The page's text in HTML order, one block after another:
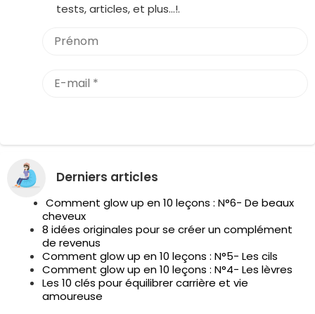
tests, articles, et plus…!.
Derniers articles
Comment glow up en 10 leçons : N°6- De beaux
cheveux
8 idées originales pour se créer un complément
de revenus
Comment glow up en 10 leçons : N°5- Les cils
Comment glow up en 10 leçons : N°4- Les lèvres
Les 10 clés pour équilibrer carrière et vie
amoureuse